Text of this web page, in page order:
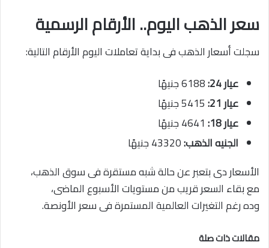
سعر الذهب اليوم.. الأرقام الرسمية
سجلت أسعار الذهب فى بداية تعاملات اليوم الأرقام التالية:
عيار 24:
عيار 21:
عيار 18:
الجنيه الذهب:
الأسعار دى بتعبر عن حالة شبه مستقرة فى سوق الذهب،
مع بقاء السعر قريب من مستويات الأسبوع الماضى،
وده رغم التغيرات العالمية المستمرة فى سعر الأونصة.
مقالات ذات صلة